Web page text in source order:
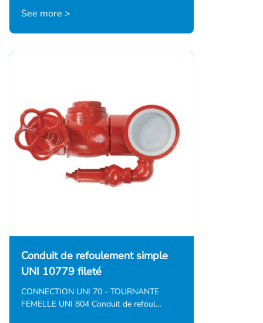
See more >
Conduit de refoulement simple
UNI 10779 fileté
CONNECTION UNI 70 - TOURNANTE
FEMELLE UNI 804 Conduit de refoul…